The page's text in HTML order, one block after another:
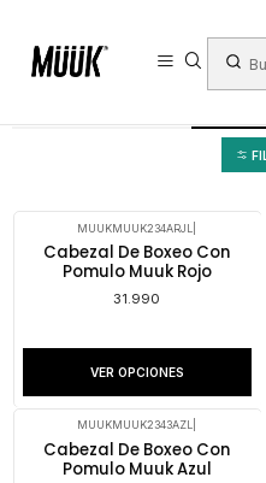
MUUKMUUK234ARJL
Cabezal De Boxeo Con
Pomulo Muuk Rojo
31.990
VER OPCIONES
MUUKMUUK2343AZL
Cabezal De Boxeo Con
Pomulo Muuk Azul